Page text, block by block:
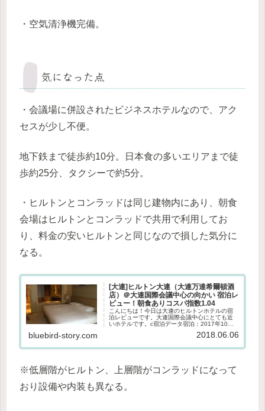
・空気清浄機完備。
気になった点
・会議場に併設されたビジネスホテルなので、アク
セスが少し不便。
地下鉄まで徒歩約10分。日本食の多いエリアまで徒
歩約25分、タクシーで約5分。
・ヒルトンとコンラッドは同じ建物内にあり、朝食
会場はヒルトンとコンラッドで共用で利用してお
り、料金の安いヒルトンと同じなので損した気分に
なる。
[大連]ヒルトン大連（大連万達希爾頓酒
店）＠大連国際会議中心の向かい 宿泊レ
ビュー！朝食ありコスパ指数1.04
こんにちは！今日は大連のヒルトンホテルの宿
泊レビューです。大連国際会議中心にとても近
いホテルです。c宿泊データ宿泊：2017年10月
部屋：★★★★★★★★★☆ 設備：★★★★★
bluebird-story.com 2018.06.06
※低層階がヒルトン、上層階がコンラッドになって
おり設備や内装も異なる。